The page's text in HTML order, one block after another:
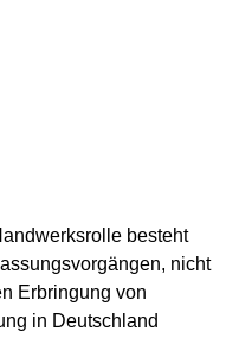
besteht
nicht
Erbringung von
in Deutschland